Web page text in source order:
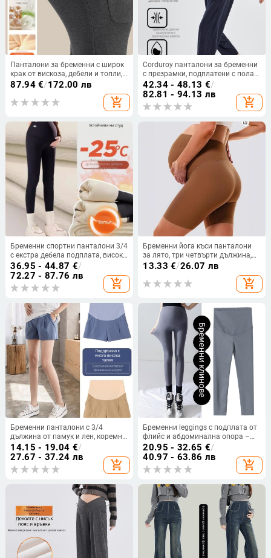
Панталони за бременни с широк
крак от вискоза, дебели и топли,
висока талия, дълги, зимно
87.94€/172.00 лв
add_shopping_cart
Corduroy панталони за бременни
с презрамки, подплатени с полар,
есенно-зимни, дебели, корейски
стил, 2024
42.34 - 48.13 €/
82.81 - 94.13 лв
add_shopping_cart
Бременни спортни панталони 3/4
с екстра дебела подплата, висока
талия, абдоминална поддръжка,
нейлон/спандекс 70–80%/до 30%
36.95 - 44.87 €/
72.27 - 87.76 лв
add_shopping_cart
Бременни йога къси панталони
за лято, три четвърти дължина,
Ice Silk плат с найлон-спандекс
едноцветен модел
13.33 €/26.07 лв
add_shopping_cart
Бременни панталони с 3/4
дължина от памук и лен, коремна
опора, лятна свободна кройка
14.15 - 19.04 €/
27.67 - 37.24 лв
add_shopping_cart
Бременни leggings с подплата от
флийс и абдоминална опора –
нейлонова смес 70–80%, висока
еластичност, къс крак
20.95 - 32.65 €/
40.97 - 63.86 лв
add_shopping_cart